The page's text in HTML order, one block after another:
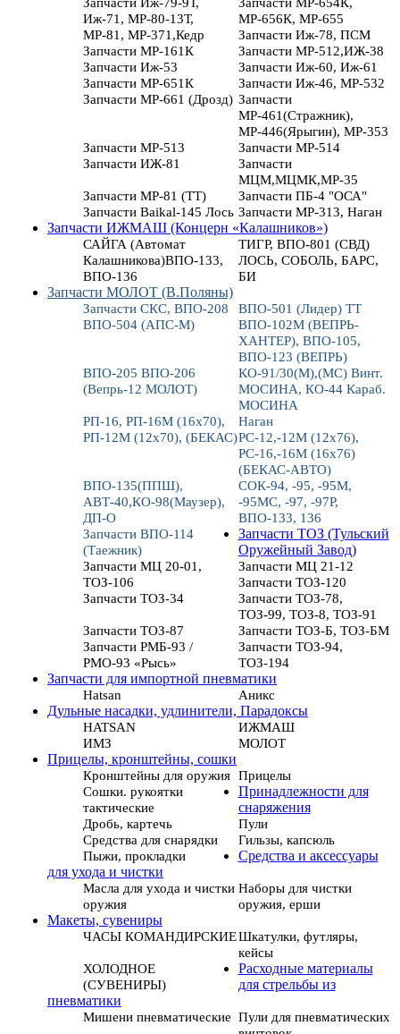
Иж-71, МР-80-13Т,
МР-81, МР-371,Кедр
МР-656К, МР-655
Запчасти Иж-78, ПСМ
Запчасти МР-161К
Запчасти МР-512,ИЖ-38
Запчасти Иж-53
Запчасти Иж-60, Иж-61
Запчасти МР-651К
Запчасти Иж-46, МР-532
Запчасти МР-661 (Дрозд) Запчасти
МР-461(Стражник),
МР-446(Ярыгин), МР-353
Запчасти МР-513
Запчасти МР-514
Запчасти ИЖ-81
Запчасти
МЦМ,МЦМК,МР-35
Запчасти МР-81 (ТТ)
Запчасти ПБ-4 "ОСА"
Запчасти Baikal-145 Лось Запчасти МР-313, Наган
Запчасти ИЖМАШ (Концерн «Калашников»)
САЙГА (Автомат
Калашникова)ВПО-133,
ВПО-136
ТИГР, ВПО-801 (СВД)
ЛОСЬ, СОБОЛЬ, БАРС,
БИ
Запчасти МОЛОТ (В.Поляны)
Запчасти СКС, ВПО-208
ВПО-501 (Лидер) ТТ
ВПО-504 (АПС-М)
ВПО-102М (ВЕПРЬ-
ХАНТЕР), ВПО-105,
ВПО-123 (ВЕПРЬ)
ВПО-205 ВПО-206
(Вепрь-12 МОЛОТ)
КО-91/30(М),(МС) Винт.
МОСИНА, КО-44 Караб.
МОСИНА
РП-16, РП-16М (16х70),
РП-12М (12х70), (БЕКАС)
Наган
РС-12,-12М (12х76),
РС-16,-16М (16х76)
(БЕКАС-АВТО)
ВПО-135(ППШ),
АВТ-40,КО-98(Маузер),
ДП-О
СОК-94, -95, -95М,
-95МС, -97, -97Р,
ВПО-133, 136
Запчасти ВПО-114
(Таежник)
Запчасти ТОЗ (Тульский
Оружейный Завод)
Запчасти МЦ 20-01,
ТОЗ-106
Запчасти МЦ 21-12
Запчасти ТОЗ-120
Запчасти ТОЗ-34
Запчасти ТОЗ-78,
ТОЗ-99, ТОЗ-8, ТОЗ-91
Запчасти ТОЗ-87
Запчасти ТОЗ-Б, ТОЗ-БМ
Запчасти РМБ-93 /
РМО-93 «Рысь»
Запчасти ТОЗ-94,
ТОЗ-194
Запчасти для импортной пневматики
Hatsan
Аникс
Дульные насадки, удлинители, Парадоксы
HATSAN
ИЖМАШ
ИМЗ
МОЛОТ
Прицелы, кронштейны, сошки
Кронштейны для оружия Прицелы
Сошки. рукоятки
тактические
Принадлежности для
снаряжения
Дробь, картечь
Пули
Средства для снарядки
Гильзы, капсюль
Пыжи, прокладки
Средства и аксессуары
для ухода и чистки
Масла для ухода и чистки
оружия
Наборы для чистки
оружия, ерши
Макеты, сувениры
ЧАСЫ КОМАНДИРСКИЕШкатулки, футляры,
кейсы
ХОЛОДНОЕ
(СУВЕНИРЫ)
Расходные материалы
для стрельбы из
пневматики
Мишени пневматические Пули для пневматических